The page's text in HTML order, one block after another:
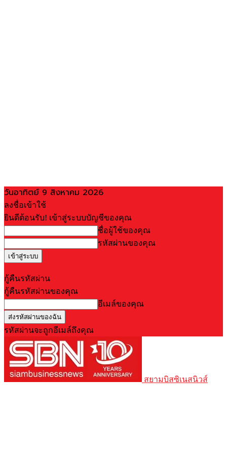
วันอาทิตย์ 9 สิงหาคม 2026
ลงชื่อเข้าใช้
ยินดีต้อนรับ! เข้าสู่ระบบบัญชีของคุณ
ชื่อผู้ใช้ของคุณ
รหัสผ่านของคุณ
กู้คืนรหัสผ่าน
กู้คืนรหัสผ่านของคุณ
อีเมล์ของคุณ
รหัสผ่านจะถูกอีเมล์ถึงคุณ
สยามบิสซิเนสนิวส์